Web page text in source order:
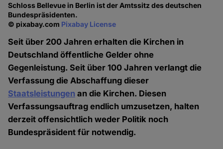
Schloss Bellevue in Berlin ist der Amtssitz des deutschen
Bundespräsidenten.
© pixabay.com Pixabay License
Seit über 200 Jahren erhalten die Kirchen in
Deutschland öffentliche Gelder ohne
Gegenleistung. Seit über 100 Jahren verlangt die
Verfassung die Abschaffung dieser
Staatsleistungen an die Kirchen. Diesen
Verfassungsauftrag endlich umzusetzen, halten
derzeit offensichtlich weder Politik noch
Bundespräsident für notwendig.